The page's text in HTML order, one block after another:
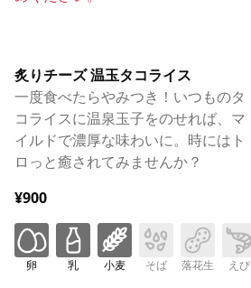
炙りチーズ 温玉タコライス
一度食べたらやみつき！いつものタ
コライスに温泉玉子をのせれば、マ
イルドで濃厚な味わいに。時にはト
ロっと癒されてみませんか？
¥900
卵 乳 小麦 そば 落花生 えび